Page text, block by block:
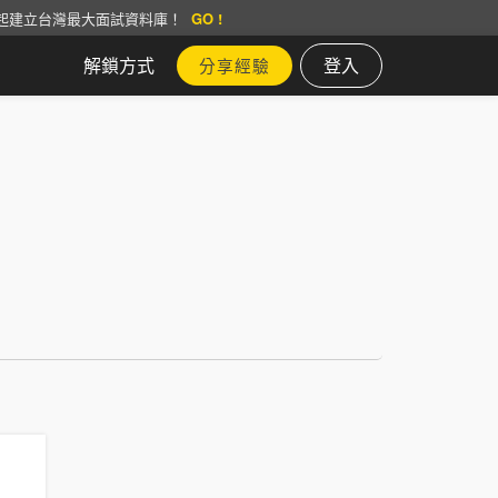
立台灣最大面試資料庫！ GO !
解鎖方式 分享經驗 登入